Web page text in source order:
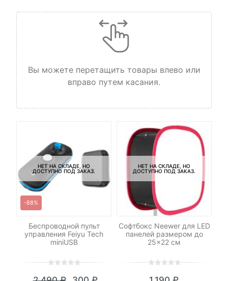
Вы можете перетащить товары влево или
вправо путем касания.
НЕТ НА СКЛАДЕ, НО
ДОСТУПНО ПОД ЗАКАЗ.
-88%
Беспроводной пульт
управления Feiyu Tech
miniUSB
НЕТ НА СКЛАДЕ, НО
ДОСТУПНО ПОД ЗАКАЗ.
Софтбокс Neewer для LED
панелей размером до
25×22 см